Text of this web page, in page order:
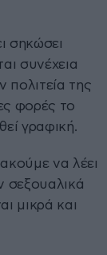
σηκώσει
συνέχεια
της
φορές το
γραφική.
να λέει
σεξουαλικά
μικρά και